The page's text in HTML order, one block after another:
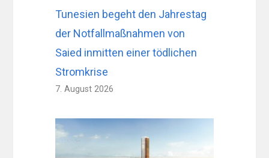
Tunesien begeht den Jahrestag
der Notfallmaßnahmen von
Saied inmitten einer tödlichen
Stromkrise
7. August 2026